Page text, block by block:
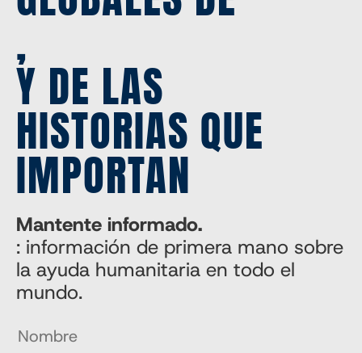
,
Y DE LAS
HISTORIAS QUE
IMPORTAN
Mantente informado.
: información de primera mano sobre
la ayuda humanitaria en todo el
mundo.